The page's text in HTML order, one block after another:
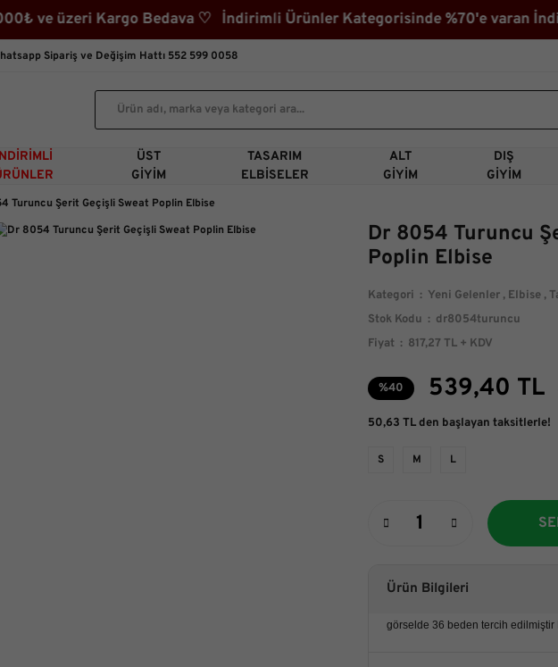
üzeri Kargo Bedava ♡ İndirimli Ürünler Kategorisinde %70'e varan
Sipariş ve Değişim Hattı 552 599 0058
ÜST
GIYIM
TASARIM
ELBISELER
ALT
GIYIM
DIŞ
GIYIM
Turuncu Şerit Geçişli Sweat Poplin Elbise
Dr 8054 Turuncu
Poplin Elbise
Kategori Yeni Gelenler , Elbise ,
Stok Kodu
dr8054turuncu
Fiyat
817,27 TL + KDV
%40 539,40 TL
50,63 TL den başlayan taksitlerle!
S M L
Ürün Bilgileri
görselde 36 beden tercih